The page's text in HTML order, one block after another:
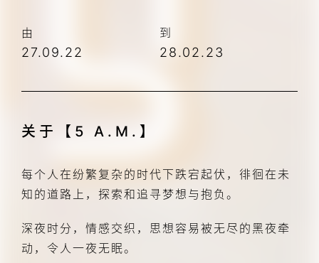
由
27.09.22
到
28.02.23
关于【5 A.M.】
每个人在纷繁复杂的时代下跌宕起伏，徘徊在未
知的道路上，探索和追寻梦想与抱负。
深夜时分，情感交织，思想容易被无尽的黑夜牵
动，令人一夜无眠。